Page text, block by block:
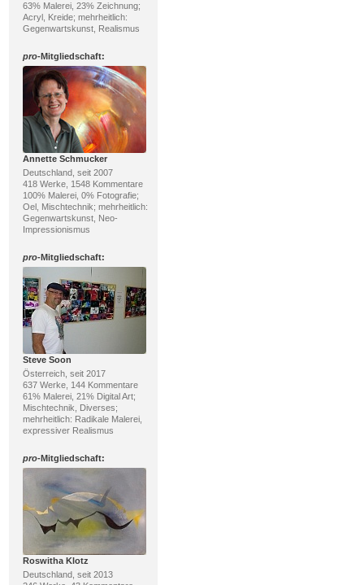
63% Malerei, 23% Zeichnung;
Acryl, Kreide; mehrheitlich:
Gegenwartskunst, Realismus
pro-Mitgliedschaft:
Annette Schmucker
Deutschland, seit 2007
418 Werke, 1548 Kommentare
100% Malerei, 0% Fotografie;
Oel, Mischtechnik; mehrheitlich:
Gegenwartskunst, Neo-
Impressionismus
pro-Mitgliedschaft:
Steve Soon
Österreich, seit 2017
637 Werke, 144 Kommentare
61% Malerei, 21% Digital Art;
Mischtechnik, Diverses;
mehrheitlich: Radikale Malerei,
expressiver Realismus
pro-Mitgliedschaft:
Roswitha Klotz
Deutschland, seit 2013